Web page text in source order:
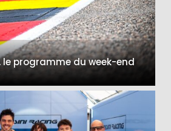
le programme du week-end